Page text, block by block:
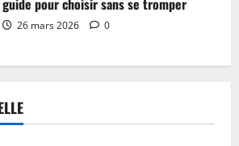
guide pour choisir sans se tromper
26 mars 2026 0